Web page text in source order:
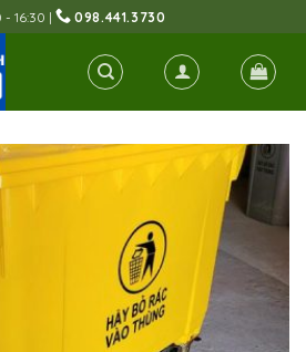
16:30 | 098.441.3730